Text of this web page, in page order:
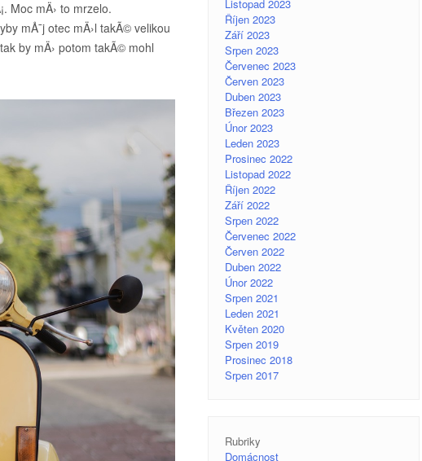
Moc mÄ› to mrzelo.
mÅ¯j otec mÄ›l takÃ© velikou
by mÄ› potom takÃ© mohl
Listopad 2023
Říjen 2023
Září 2023
Srpen 2023
Červenec 2023
Červen 2023
Duben 2023
Březen 2023
Únor 2023
Leden 2023
Prosinec 2022
Listopad 2022
Říjen 2022
Září 2022
Srpen 2022
Červenec 2022
Červen 2022
Duben 2022
Únor 2022
Srpen 2021
Leden 2021
Květen 2020
Srpen 2019
Prosinec 2018
Srpen 2017
Rubriky
Domácnost